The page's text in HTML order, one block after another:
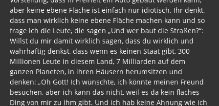
aber keine ebene Fläche ist einfach nur idiotisch. Ihr denkt,
dass man wirklich keine ebene Fläche machen kann und so
frage ich die Leute, die sagen „Und wer baut die Straßen?“:
Willst du mir damit wirklich sagen, dass du wirklich und
wahrhaftig denkst, dass wenn es keinen Staat gibt, 300
Millionen Leute in diesem Land, 7 Milliarden auf dem
ganzen Planeten, in ihren Häusern herumsitzen und
denken: „Oh Gott! Ich wünschte, ich könnte meinen Freund
besuchen, aber ich kann das nicht, weil es da kein flaches
Ding von mir zu ihm gibt. Und ich hab keine Ahnung wie ich